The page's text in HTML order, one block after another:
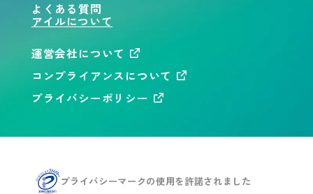
よくある質問
アイルについて
運営会社について
コンプライアンスについて
プライバシーポリシー
プライバシーマークの使用を許諾されました